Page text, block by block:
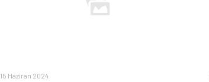
15 Haziran 2024